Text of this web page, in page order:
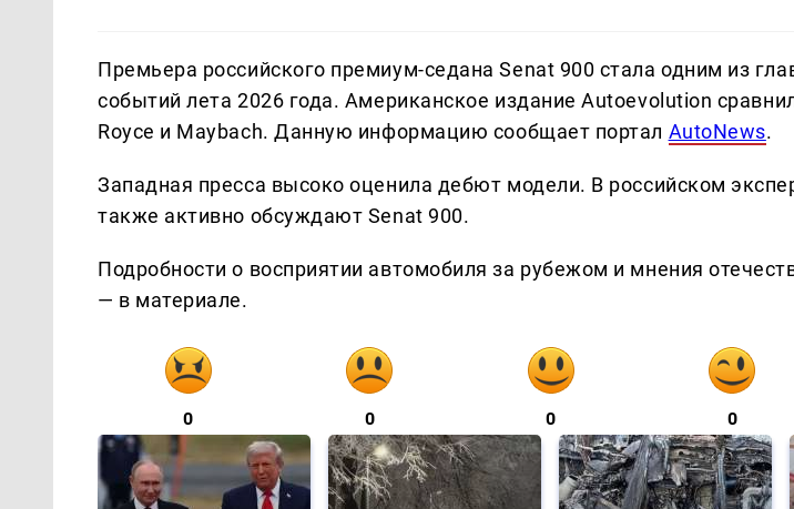
Премьера российского премиум-седана Senat 900 стала одним из
событий лета 2026 года. Американское издание Autoevolution
Royce и Maybach. Данную информацию сообщает портал AutoNews.
Западная пресса высоко оценила дебют модели. В российском
также активно обсуждают Senat 900.
Подробности о восприятии автомобиля за рубежом и мнения
— в материале.
0 0 0 0